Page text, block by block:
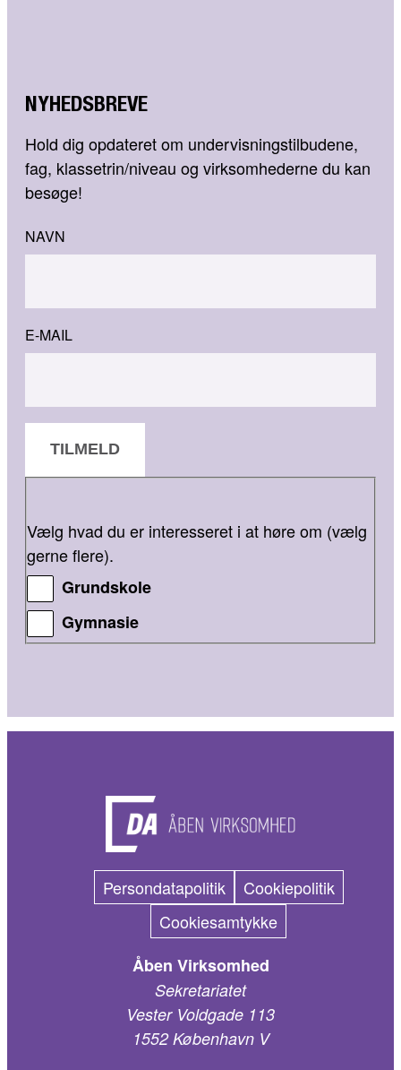
NYHEDSBREVE
Hold dig opdateret om undervisningstilbudene,
fag, klassetrin/niveau og virksomhederne du kan
besøge!
NAVN
E-MAIL
TILMELD
Vælg hvad du er interesseret i at høre om (vælg
gerne flere).
Grundskole
Gymnasie
Persondatapolitik
Cookiepolitik
Cookiesamtykke
Åben Virksomhed
Sekretariatet
Vester Voldgade 113
1552 København V